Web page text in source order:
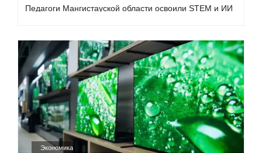
Педагоги Мангистауской области освоили STEM и ИИ
Экономика